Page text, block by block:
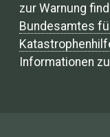
zur Warnung
Bundesamtes
Informationen